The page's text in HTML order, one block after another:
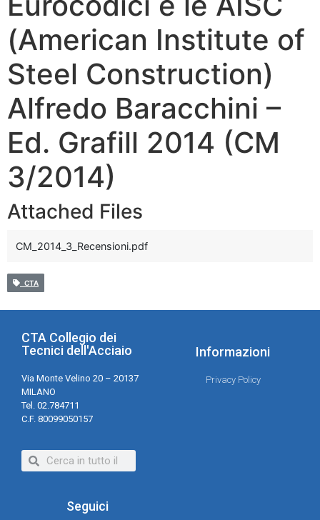
(American Institute of
Steel Construction)
Alfredo Baracchini –
Ed. Grafill 2014 (CM
3/2014)
Attached Files
CM_2014_3_Recensioni.pdf
CTA
CTA Collegio dei
Tecnici dell'Acciaio
Via Monte Velino 20 – 20137
MILANO
Tel. 02.784711
C.F. 80099050157
Informazioni
Privacy Policy
Seguici